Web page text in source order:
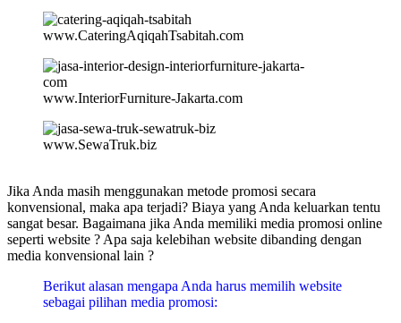
www.CateringAqiqahTsabitah.com
www.InteriorFurniture-Jakarta.com
www.SewaTruk.biz
Jika Anda masih menggunakan metode promosi secara
konvensional, maka apa terjadi? Biaya yang Anda keluarkan tentu
sangat besar. Bagaimana jika Anda memiliki media promosi online
seperti website ? Apa saja kelebihan website dibanding dengan
media konvensional lain ?
Berikut alasan mengapa Anda harus memilih website
sebagai pilihan media promosi: